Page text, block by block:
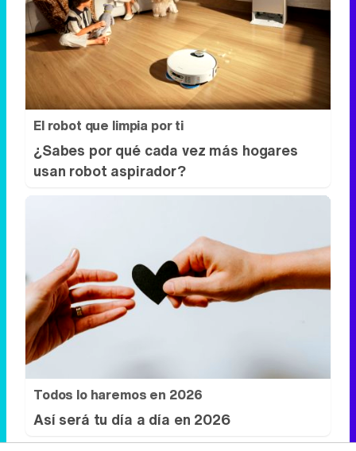
El robot que limpia por ti
¿Sabes por qué cada vez más hogares
usan robot aspirador?
Todos lo haremos en 2026
Así será tu día a día en 2026